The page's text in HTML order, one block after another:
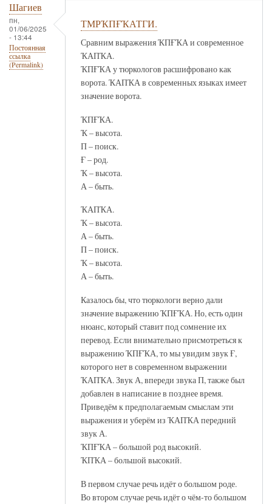
Шагиев
пн,
01/06/2025
- 13:44
Постоянная
ссылка
(Permalink)
ТМРҠПҒҠАТГИ.
Сравним выражения ҠПҒҠА и современное
ҠАПҠА.
ҠПҒҠА у тюркологов расшифровано как
ворота. ҠАПҠА в современных языках имеет
значение ворота.
ҠПҒҠА.
Ҡ – высота.
П – поиск.
Ғ – род.
Ҡ – высота.
А – быть.
ҠАПҠА.
Ҡ – высота.
А – быть.
П – поиск.
Ҡ – высота.
А – быть.
Казалось бы, что тюркологи верно дали
значение выражению ҠПҒҠА. Но, есть один
нюанс, который ставит под сомнение их
перевод. Если внимательно присмотреться к
выражению ҠПҒҠА, то мы увидим звук Ғ,
которого нет в современном выражении
ҠАПҠА. Звук А, впереди звука П, также был
добавлен в написание в позднее время.
Приведём к предполагаемым смыслам эти
выражения и уберём из ҠАПҠА передний
звук А.
ҠПҒҠА – большой род высокий.
ҠПҠА – большой высокий.
В первом случае речь идёт о большом роде.
Во втором случае речь идёт о чём-то большом